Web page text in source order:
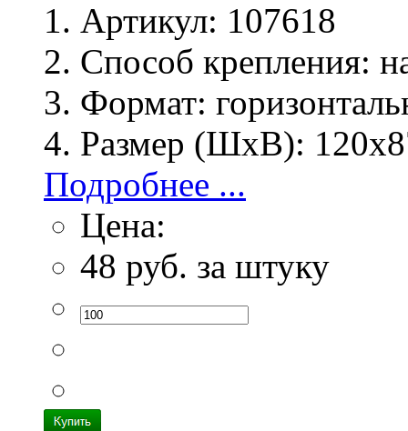
Артикул: 107618
Способ крепления:
Формат:
Размер (ШхВ):
Подробнее ...
Цена:
48 руб. за штуку